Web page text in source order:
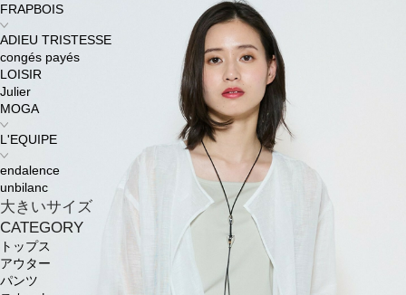
FRAPBOIS
ADIEU TRISTESSE
congés payés
LOISIR
Julier
MOGA
L'EQUIPE
endalence
unbilanc
大きいサイズ
CATEGORY
トップス
アウター
パンツ